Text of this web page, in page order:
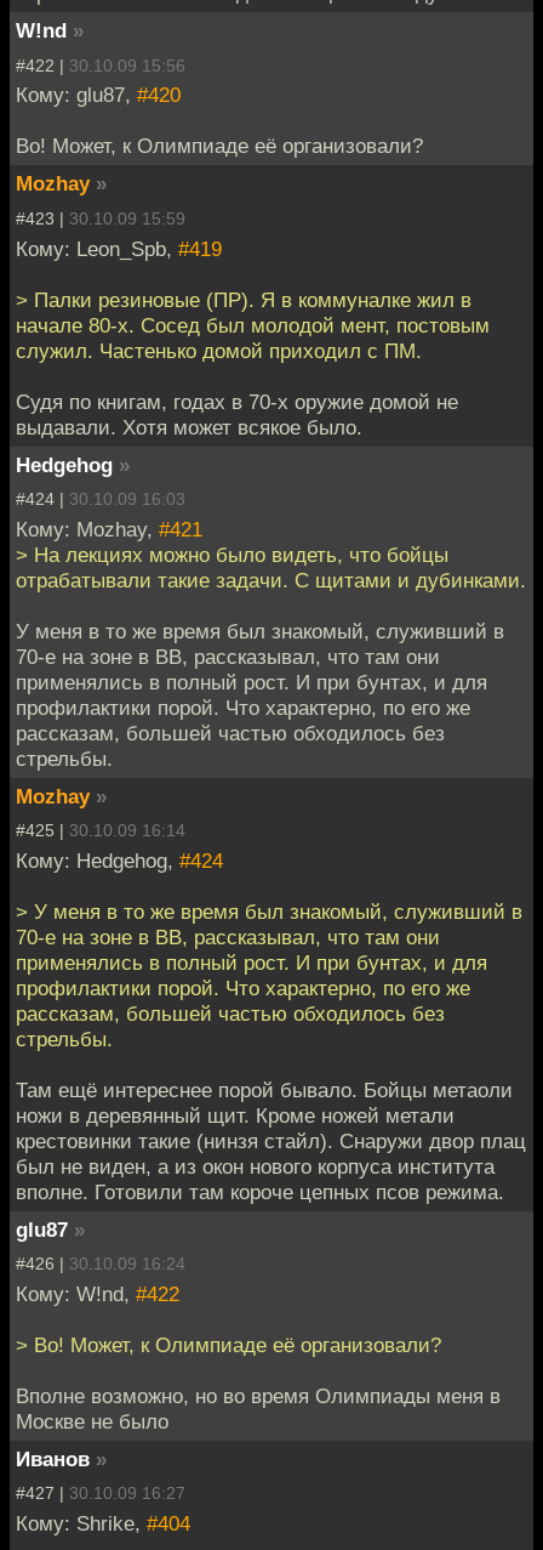
W!nd »
#422 | 30.10.09 15:56
Кому: glu87, #420
Во! Может, к Олимпиаде её организовали?
Mozhay »
#423 | 30.10.09 15:59
Кому: Leon_Spb, #419
> Палки резиновые (ПР). Я в коммуналке жил в
начале 80-х. Сосед был молодой мент, постовым
служил. Частенько домой приходил с ПМ.
Судя по книгам, годах в 70-х оружие домой не
выдавали. Хотя может всякое было.
Hedgehog »
#424 | 30.10.09 16:03
Кому: Mozhay, #421
> На лекциях можно было видеть, что бойцы
отрабатывали такие задачи. С щитами и дубинками.
У меня в то же время был знакомый, служивший в
70-е на зоне в ВВ, рассказывал, что там они
применялись в полный рост. И при бунтах, и для
профилактики порой. Что характерно, по его же
рассказам, большей частью обходилось без
стрельбы.
Mozhay »
#425 | 30.10.09 16:14
Кому: Hedgehog, #424
> У меня в то же время был знакомый, служивший в
70-е на зоне в ВВ, рассказывал, что там они
применялись в полный рост. И при бунтах, и для
профилактики порой. Что характерно, по его же
рассказам, большей частью обходилось без
стрельбы.
Там ещё интереснее порой бывало. Бойцы метаоли
ножи в деревянный щит. Кроме ножей метали
крестовинки такие (нинзя стайл). Снаружи двор плац
был не виден, а из окон нового корпуса института
вполне. Готовили там короче цепных псов режима.
glu87 »
#426 | 30.10.09 16:24
Кому: W!nd, #422
> Во! Может, к Олимпиаде её организовали?
Вполне возможно, но во время Олимпиады меня в
Москве не было
Иванов »
#427 | 30.10.09 16:27
Кому: Shrike, #404